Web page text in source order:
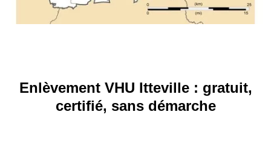
Enlèvement VHU Itteville : gratuit,
certifié, sans démarche